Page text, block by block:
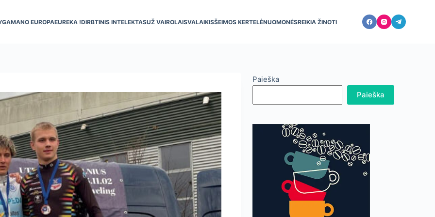
MANO EUROPAEUREKA !DIRBTINIS INTELEKTASUŽ VAIROLAISVALAIKISŠEIMOS KERTELĖNUOMONĖSREIKIA ŽINOTI
Paieška
Paieška